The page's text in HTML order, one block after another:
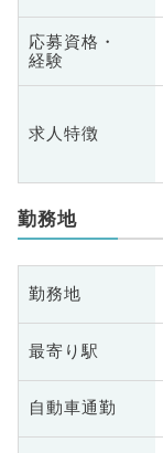
応募資格・
経験
求人特徴
勤務地
勤務地
最寄り駅
自動車通勤